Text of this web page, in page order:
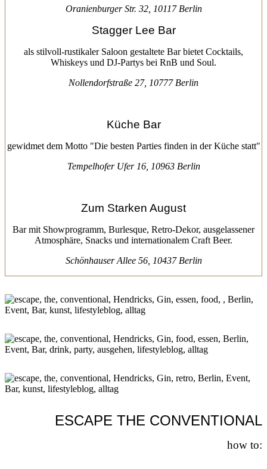
Oranienburger Str. 32, 10117 Berlin
Stagger Lee Bar
als stilvoll-rustikaler Saloon gestaltete Bar bietet Cocktails,
Whiskeys und DJ-Partys bei RnB und Soul.
Nollendorfstraße 27, 10777 Berlin
Küche Bar
gewidmet dem Motto "Die besten Parties finden in der Küche statt"
Tempelhofer Ufer 16, 10963 Berlin
Zum Starken August
Bar mit Showprogramm, Burlesque, Retro-Dekor, ausgelassener
Atmosphäre, Snacks und internationalem Craft Beer.
Schönhauser Allee 56, 10437 Berlin
ESCAPE THE CONVENTIONAL
how to: